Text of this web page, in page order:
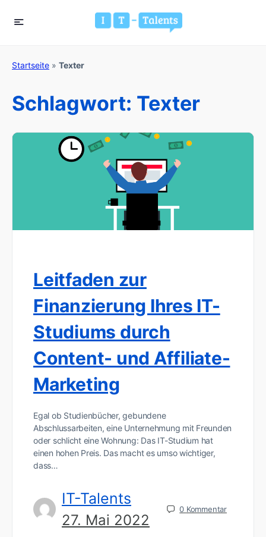
Startseite » Texter
Schlagwort: Texter
Leitfaden zur
Finanzierung Ihres IT-
Studiums durch
Content- und Affiliate-
Marketing
Egal ob Studienbücher, gebundene
Abschlussarbeiten, eine Unternehmung mit Freunden
oder schlicht eine Wohnung: Das IT-Studium hat
einen hohen Preis. Das macht es umso wichtiger,
dass…
IT-Talents
27. Mai 2022
0 Kommentar